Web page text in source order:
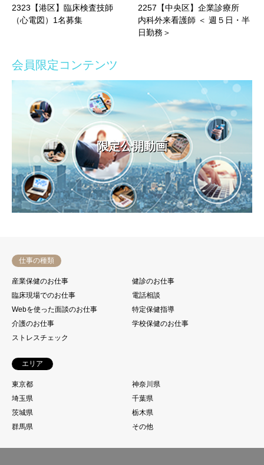
2323【港区】臨床検査技師
（心電図）1名募集
2257【中央区】企業診療所
内科外来看護師 ＜ 週５日・半
日勤務＞
会員限定コンテンツ
限定公開動画
仕事の種類
産業保健のお仕事
健診のお仕事
臨床現場でのお仕事
電話相談
Webを使った面談のお仕事
特定保健指導
介護のお仕事
学校保健のお仕事
ストレスチェック
エリア
東京都
神奈川県
埼玉県
千葉県
茨城県
栃木県
群馬県
その他